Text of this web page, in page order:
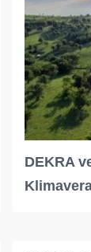
DEKRA